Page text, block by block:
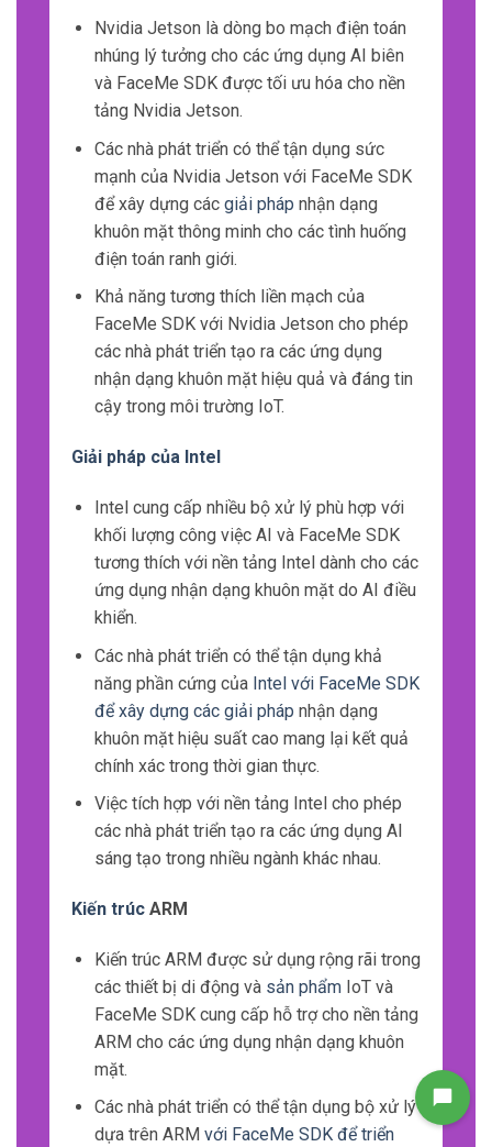
Nvidia Jetson là dòng bo mạch điện toán
nhúng lý tưởng cho các ứng dụng AI biên
và FaceMe SDK được tối ưu hóa cho nền
tảng Nvidia Jetson.
Các nhà phát triển có thể tận dụng sức
mạnh của Nvidia Jetson với FaceMe SDK
để xây dựng các giải pháp nhận dạng
khuôn mặt thông minh cho các tình huống
điện toán ranh giới.
Khả năng tương thích liền mạch của
FaceMe SDK với Nvidia Jetson cho phép
các nhà phát triển tạo ra các ứng dụng
nhận dạng khuôn mặt hiệu quả và đáng tin
cậy trong môi trường IoT.
Giải pháp của Intel
Intel cung cấp nhiều bộ xử lý phù hợp với
khối lượng công việc AI và FaceMe SDK
tương thích với nền tảng Intel dành cho các
ứng dụng nhận dạng khuôn mặt do AI điều
khiển.
Các nhà phát triển có thể tận dụng khả
năng phần cứng của Intel với FaceMe SDK
để xây dựng các giải pháp nhận dạng
khuôn mặt hiệu suất cao mang lại kết quả
chính xác trong thời gian thực.
Việc tích hợp với nền tảng Intel cho phép
các nhà phát triển tạo ra các ứng dụng AI
sáng tạo trong nhiều ngành khác nhau.
Kiến trúc ARM
Kiến trúc ARM được sử dụng rộng rãi trong
các thiết bị di động và sản phẩmIoT và
FaceMe SDK cung cấp hỗ trợ cho nền tảng
ARM cho các ứng dụng nhận dạng khuôn
mặt.
Các nhà phát triển có thể tận dụng bộ xử lý
dựa trên ARM với FaceMe SDK để triển